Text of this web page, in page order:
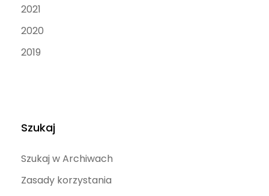
2021
2020
2019
Szukaj
Szukaj w Archiwach
Zasady korzystania